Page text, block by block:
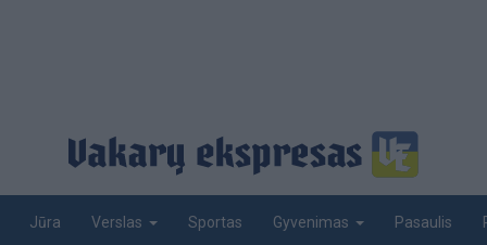
Jūra Verslas Sportas Gyvenimas Pasaulis